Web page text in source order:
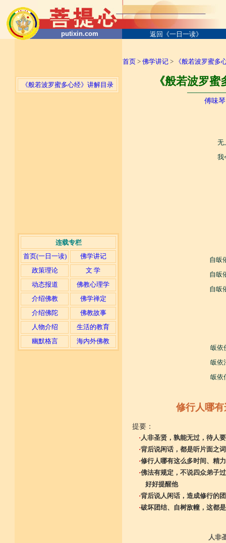
putixin.com 返回《一日一读》
《般若波罗蜜多心经》讲解目录
连载专栏
首页(一日一读)
佛学讲记
政策理论
文 学
动态报道
佛教心理学
介绍佛教
佛学禅定
介绍佛陀
佛教故事
人物介绍
生活的教育
幽默格言
海内外佛教
首页 > 佛学讲记 > 《般若波罗蜜多
《般若波罗
傅味琴
无
我
自皈
自皈
自皈
皈依
皈依
皈依
修行人哪
提要：
·人非圣贤，孰能无过，待人
·背后说闲话，都是听片面之
·修行人哪有这么多时间、精
·佛法有规定，不说四众弟子
好好提醒他
·背后说人闲话，造成修行的
·破坏团结、自树敌幢，这都
人非